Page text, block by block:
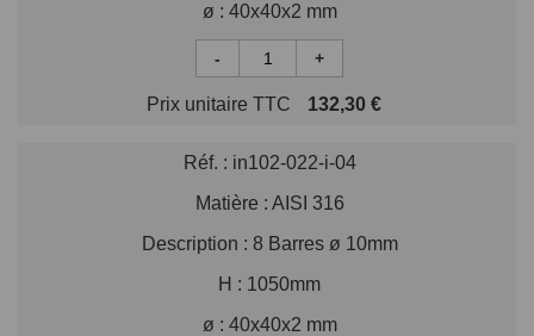
ø : 40x40x2 mm
- +
Prix unitaire TTC 132,30 €
Réf. : in102-022-i-04
Matière : AISI 316
Description : 8 Barres ø 10mm
H : 1050mm
ø : 40x40x2 mm